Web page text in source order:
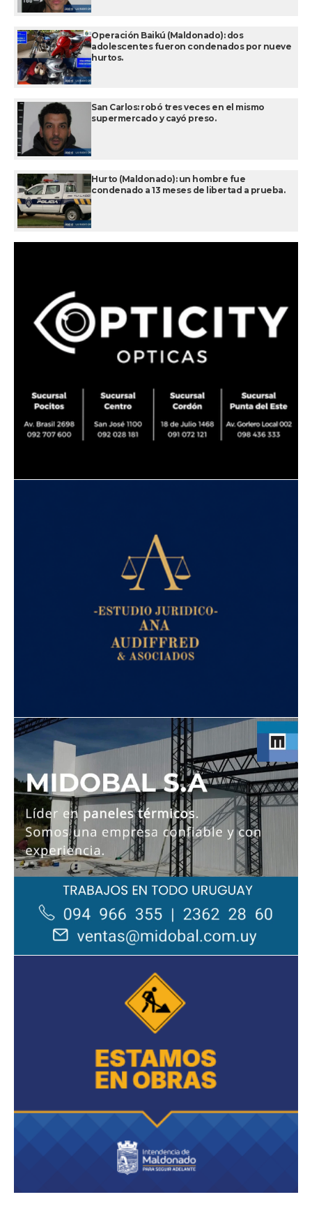
Operación Baikú (Maldonado): dos
adolescentes fueron condenados por nueve
hurtos.
San Carlos: robó tres veces en el mismo
supermercado y cayó preso.
Hurto (Maldonado): un hombre fue
condenado a 13 meses de libertad a prueba.